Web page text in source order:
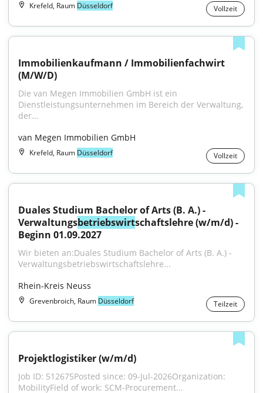
Krefeld, Raum Düsseldorf Vollzeit
Immobilienkaufmann / Immobilienfachwirt
(M/W/D)
Die van Megen Immobilien GmbH ist ein
Dienstleistungsunternehmen im Bereich der Verwaltung,
der...
van Megen Immobilien GmbH
Krefeld, Raum Düsseldorf Vollzeit
Duales Studium Bachelor of Arts (B. A.) -
Verwaltungsbetriebswirtschaftslehre (w/m/d) -
Beginn 01.09.2027
Wir bieten an:Duales Studium Bachelor of Arts (B. A.) -
Verwaltungsbetriebswirtschaftslehre...
Rhein-Kreis Neuss
Grevenbroich, Raum Düsseldorf Teilzeit
Projektlogistiker (w/m/d)
Job ID: 512675Posted since: 09-Jul-2026Organization:
MobilityField of work: SCM-Procurement...